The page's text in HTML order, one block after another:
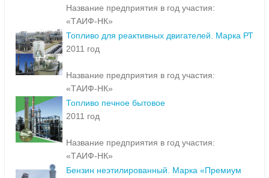
Название предприятия в год участия:
«ТАИФ-НК»
Топливо для реактивных двигателей. Марка РТ
2011 год
Название предприятия в год участия:
«ТАИФ-НК»
Топливо печное бытовое
2011 год
Название предприятия в год участия:
«ТАИФ-НК»
Бензин неэтилированный. Марка «Премиум